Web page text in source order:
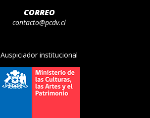
CORREO
contacto@pcdv.cl
Auspiciador institucional